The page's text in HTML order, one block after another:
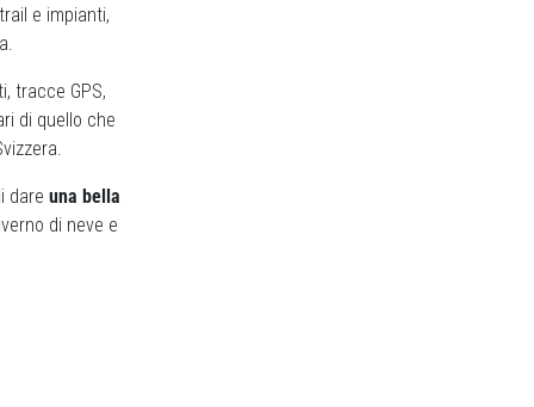
e impianti,
tracce GPS,
di quello che
dare una bella
di neve e